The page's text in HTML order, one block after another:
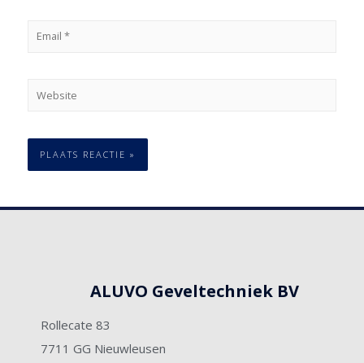
ALUVO Geveltechniek BV
Rollecate 83
7711 GG Nieuwleusen